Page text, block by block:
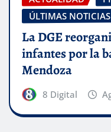
ÚLTIMAS NOTICIAS
La DGE
infantes por la
Mendoza
8 Digital